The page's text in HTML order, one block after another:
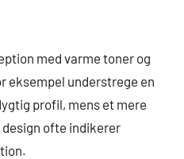
med varme toner og
eksempel understrege en
profil, mens et mere
ofte indikerer